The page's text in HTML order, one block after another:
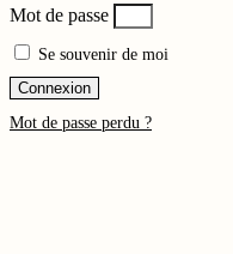
Mot de passe
Se souvenir de moi
Connexion
Mot de passe perdu ?